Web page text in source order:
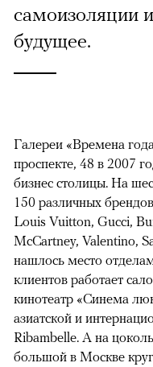
самоизоляции
будущее.
Галереи «Времена
проспекте, 48 в 2007
бизнес столицы. На
150 различных
Louis Vuitton, Gucci,
McCartney, Valentino,
нашлось место
клиентов работает
кинотеатр «Синема
азиатской и
Ribambelle. А на
большой в Москве